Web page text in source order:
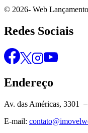
© 2026- Web
Redes Sociais
Endereço
Av. das Américas, 3301
E-mail: